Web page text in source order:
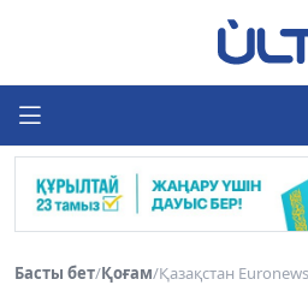
Басты бет/Қоғам/Қазақстан